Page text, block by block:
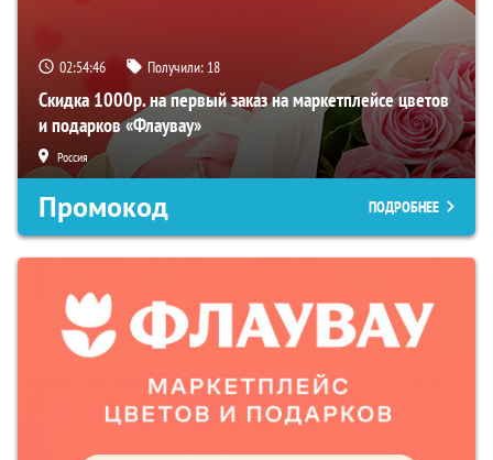
02:54:45 Получили: 18
Скидка 1000р. на первый заказ на маркетплейсе цветов
и подарков «Флаувау»
Россия
Промокод ПОДРОБНЕЕ